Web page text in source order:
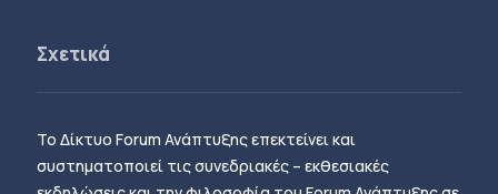
Σχετικά
Το Δίκτυο Forum Ανάπτυξης επεκτείνει και
συστηματοποιεί τις συνεδριακές – εκθεσιακές